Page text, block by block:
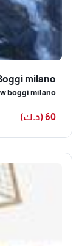
milano
boggi milano
60 (د.ك)